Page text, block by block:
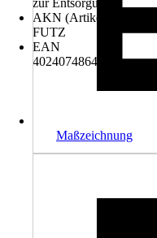
zur Entsorgung.
AKN
FUTZ
EAN
4024074864739
Maßzeichnung